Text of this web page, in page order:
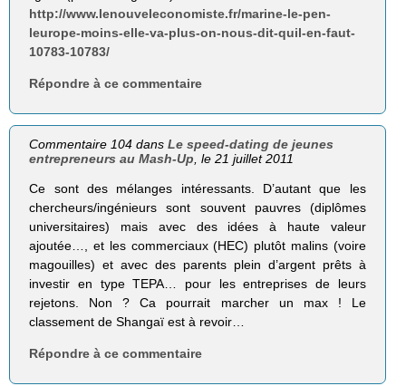
http://www.lenouveleconomiste.fr/marine-le-pen-
leurope-moins-elle-va-plus-on-nous-dit-quil-en-faut-
10783-10783/
Répondre à ce commentaire
Commentaire 104 dansLe speed-dating de jeunes
entrepreneurs au Mash-Up, le 21 juillet 2011
Ce sont des mélanges intéressants. D’autant que les
chercheurs/ingénieurs sont souvent pauvres (diplômes
universitaires) mais avec des idées à haute valeur
ajoutée…, et les commerciaux (HEC) plutôt malins (voire
magouilles) et avec des parents plein d’argent prêts à
investir en type TEPA… pour les entreprises de leurs
rejetons. Non ? Ca pourrait marcher un max ! Le
classement de Shangaï est à revoir…
Répondre à ce commentaire